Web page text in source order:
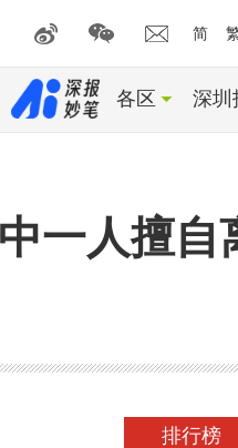
简
各区 深圳
一人擅自
排行榜